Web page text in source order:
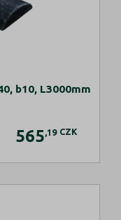
b10, L3000mm
565 ,19 CZK